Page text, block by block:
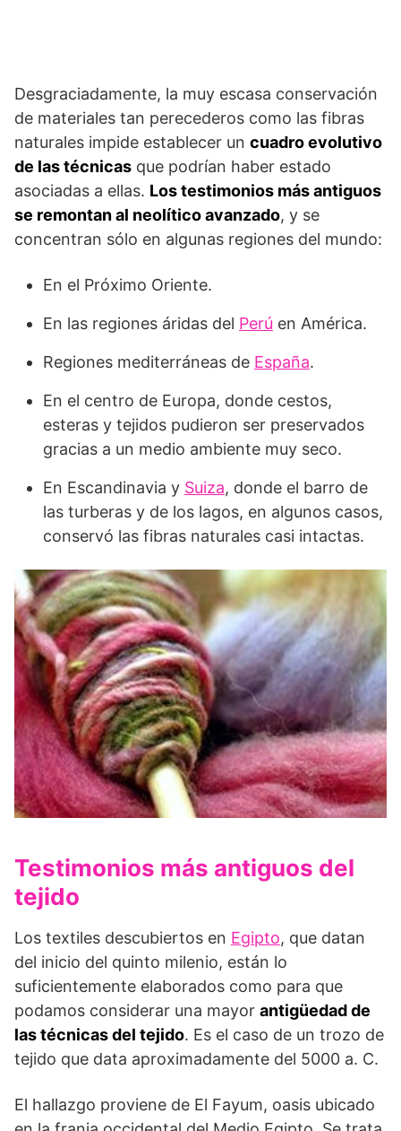
Desgraciadamente, la muy escasa conservación
de materiales tan perecederos como las fibras
naturales impide establecer un cuadro evolutivo
de las técnicas que podrían haber estado
asociadas a ellas. Los testimonios más antiguos
se remontan al neolítico avanzado, y se
concentran sólo en algunas regiones del mundo:
En el Próximo Oriente.
En las regiones áridas del Perú en América.
Regiones mediterráneas de España.
En el centro de Europa, donde cestos,
esteras y tejidos pudieron ser preservados
gracias a un medio ambiente muy seco.
En Escandinavia y Suiza, donde el barro de
las turberas y de los lagos, en algunos casos,
conservó las fibras naturales casi intactas.
Testimonios más antiguos del
tejido
Los textiles descubiertos en Egipto, que datan
del inicio del quinto milenio, están lo
suficientemente elaborados como para que
podamos considerar una mayor antigüedad de
las técnicas del tejido. Es el caso de un trozo de
tejido que data aproximadamente del 5000 a. C.
El hallazgo proviene de El Fayum, oasis ubicado